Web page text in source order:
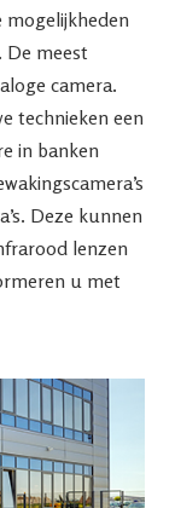
mogelijkheden
De meest
camera.
technieken een
in banken
Deze kunnen
lenzen
u met